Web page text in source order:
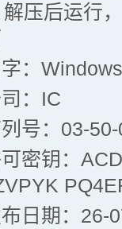
解压后运行
：Windows
：IC
号：03-
密钥：
日期：26-